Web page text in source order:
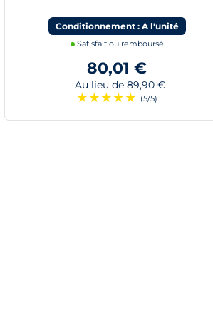
Conditionnement : A l'unité
Satisfait ou remboursé
80,01 €
Au lieu de 89,90 €
★ ★ ★ ★ ★ (5/5)